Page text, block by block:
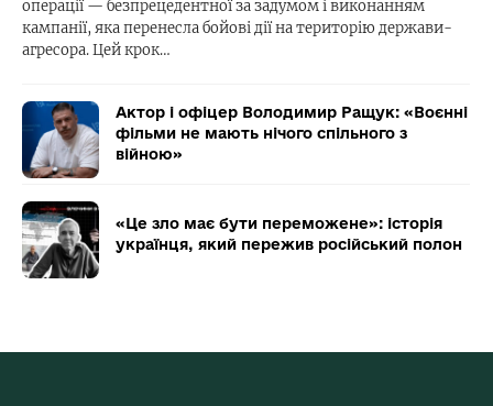
операції — безпрецедентної за задумом і виконанням
кампанії, яка перенесла бойові дії на територію держави-
агресора. Цей крок…
Актор і офіцер Володимир Ращук: «Воєнні
фільми не мають нічого спільного з
війною»
«Це зло має бути переможене»: історія
українця, який пережив російський полон